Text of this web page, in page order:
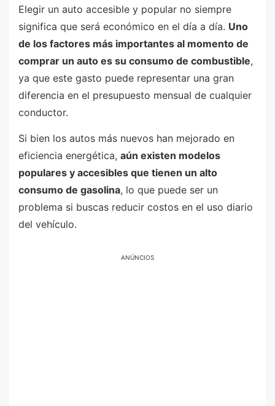
Elegir un auto accesible y popular no siempre
significa que será económico en el día a día. Uno
de los factores más importantes al momento de
comprar un auto es su consumo de combustible,
ya que este gasto puede representar una gran
diferencia en el presupuesto mensual de cualquier
conductor.
Si bien los autos más nuevos han mejorado en
eficiencia energética, aún existen modelos
populares y accesibles que tienen un alto
consumo de gasolina, lo que puede ser un
problema si buscas reducir costos en el uso diario
del vehículo.
ANÚNCIOS